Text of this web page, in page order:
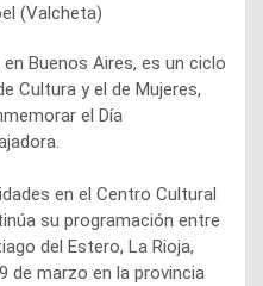
(Valcheta)
Buenos Aires, es un ciclo
Cultura y el de Mujeres,
el Día
en el Centro Cultural
su programación entre
del Estero, La Rioja,
de marzo en la provincia